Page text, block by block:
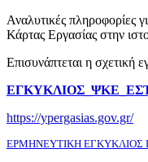
Αναλυτικές πληροφορίες
Κάρτας Εργασίας στην
Επισυνάπτεται η σχετική
https://ypergasias.gov.gr/
ΕΡΜΗΝΕΥΤΙΚΗ ΕΓΚΥΚΛΙΟΣ